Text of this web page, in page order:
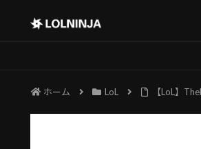
ホーム LoL 【LoL】